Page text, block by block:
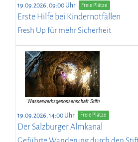
19.09.2026, 09:00 Uhr Freie Plätze
Erste Hilfe bei Kindernotfällen
Fresh Up für mehr Sicherheit
19.09.2026, 14:00 Uhr Freie Plätze
Der Salzburger Almkanal